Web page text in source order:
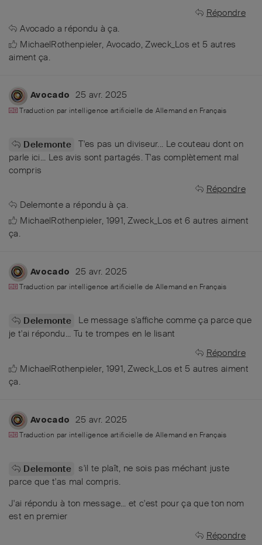
Répondre
Avocado a répondu à ça.
MichaelRothenpieler, Avocado,Zweck_Los et 5 autres
aiment ça.
Avocado 25 avr. 2025
Traduction par intelligence artificielle de Allemand en Français
Delemonte T'es pas un diviseur... Le couteau dont on
parle ici... Les avis sont partagés. T'as complètement mal
compris
Répondre
Delemonte a répondu à ça.
MichaelRothenpieler, 1991,Zweck_Los et6 autres aiment
ça.
Avocado 25 avr. 2025
Traduction par intelligence artificielle de Allemand en Français
Delemonte
Le message s'affiche comme ça parce que
je t'ai répondu... Tu te trompes en le lisant
Répondre
MichaelRothenpieler, 1991,Zweck_Los et 5 autres aiment
ça.
Avocado 25 avr. 2025
Traduction par intelligence artificielle de Allemand en Français
Delemonte
s'il te plaît, ne sois pas méchant juste
parce que t'as mal compris.
J'ai répondu à ton message... et c'est pour ça que ton nom
est en premier
Répondre